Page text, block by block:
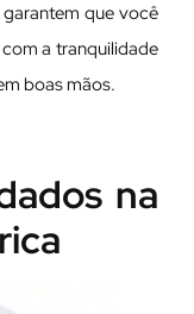
que você
a tranquilidade
boas mãos.
na